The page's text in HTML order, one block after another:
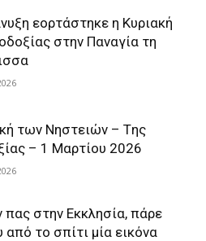
εορτάστηκε η Κυριακή
στην Παναγία τη
των Νηστειών – Tης
– 1 Μαρτίου 2026
πας στην Εκκλησία, πάρε
από το σπίτι μία εικόνα